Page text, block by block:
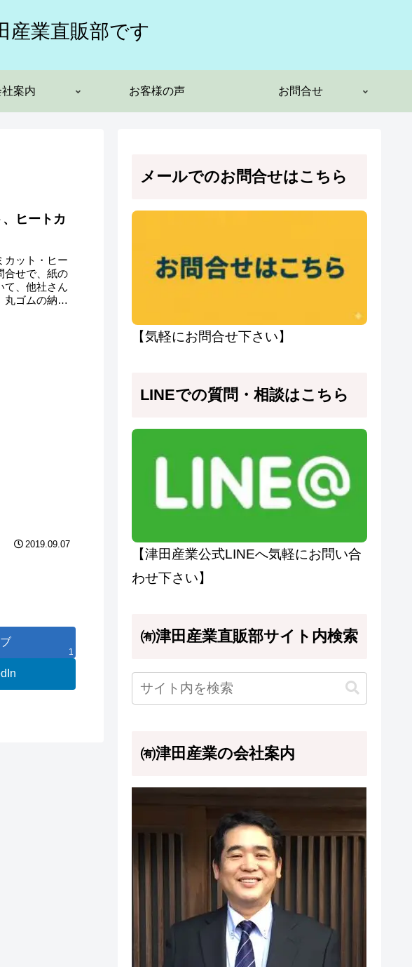
産業直販部です
案内 お客様の声 お問合せ
ヒートカ
カット・ヒー
合せで、紙の
て、他社さん
丸ゴムの納期
2019.09.07
1
メールでのお問合せはこちら
【気軽にお問合せ下さい】
LINEでの質問・相談はこちら
【津田産業公式LINEへ気軽にお問い合
わせ下さい】
㈲津田産業直販部サイト内検索
㈲津田産業の会社案内